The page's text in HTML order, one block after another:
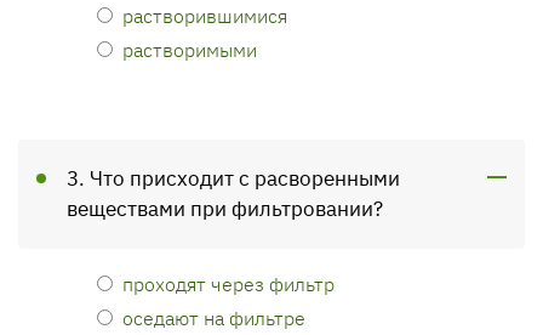
растворившимися
растворимыми
3. Что присходит с расворенными
веществами при фильтровании?
проходят через фильтр
оседают на фильтре